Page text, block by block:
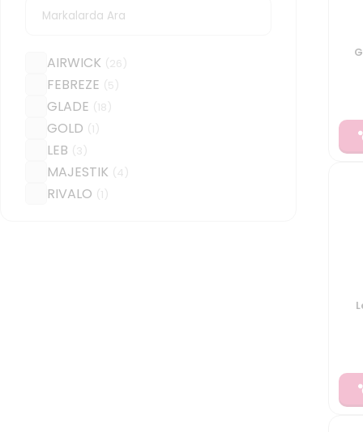
AIRWICK (26 )
FEBREZE (5 )
GLADE (18 )
GOLD (1 )
LEB ( 3 )
MAJESTIK (4 )
RIVALO (1 )